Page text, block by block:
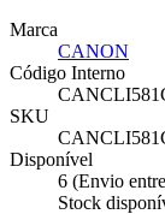
Marca
CANON
Código Interno
SKU
Disponível
6 (Envio
Stock